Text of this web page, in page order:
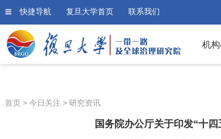
快捷导航 复旦大学首页 联系我们
机
首页 > 今日关注 > 研究资讯
国务院办公厅关于印发“十